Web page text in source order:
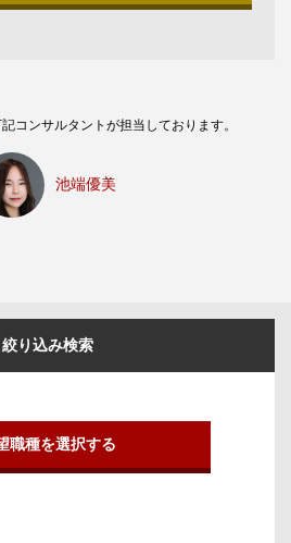
コンサルタントが担当しております。
池端優美
絞り込み検索
職種を選択する